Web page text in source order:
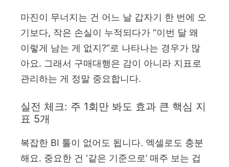
마진이 무너지는 건 어느 날 갑자기 한 번에 오
기보다, 작은 손실이 누적되다가 “이번 달 왜
이렇게 남는 게 없지?”로 나타나는 경우가 많
아요. 그래서 구매대행은 감이 아니라 지표로
관리하는 게 정말 중요합니다.
실전 체크: 주 1회만 봐도 효과 큰 핵심 지
표 5개
복잡한 BI 툴이 없어도 됩니다. 엑셀로도 충분
해요. 중요한 건 ‘같은 기준으로’ 매주 보는 겁